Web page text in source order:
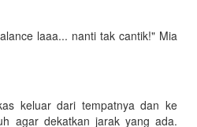
laaa... nanti tak cantik!" Mia
keluar dari tempatnya dan ke
agar dekatkan jarak yang ada.